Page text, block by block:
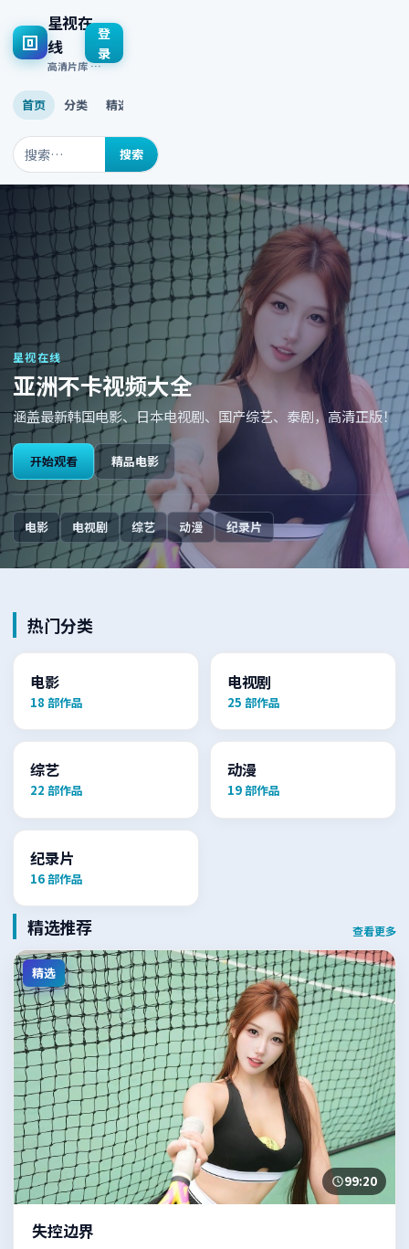
星视在
线
高清片库 · 多终端流畅播放
首页 分类 精选
搜索
登
录
星视在线
亚洲不卡视频大全
涵盖最新韩国电影、日本电视剧、国产综艺、泰剧，高清正版！
开始观看 精品电影
电影 电视剧 综艺 动漫 纪录片
热门分类
电影
18 部作品
电视剧
25 部作品
综艺
22 部作品
动漫
19 部作品
纪录片
16 部作品
精选推荐 查看更多
精选
99:20
失控边界